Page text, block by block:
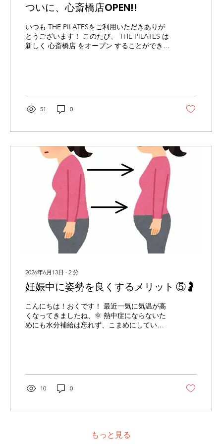
ついに、心斎橋店OPEN!!
いつも THE PILATESをご利用いただきありが
とうございます！ このたび、 THE PILATES は
新しく 心斎橋店 をオープン することができま
しています。 もっとたくさんの方にピラティ
一人おひとりのお悩みや目標に寄り添い、楽
ジオを目指してまいります。 これからも皆さ
るよう、スタッフ一同より一層努めてまいり
ます！ お近くにお越しの際は、是非心斎橋店
にも遊びに来てください☺️ 今後ともTHE
PILATES をよろしくお願いいたします！ ＝＝
＝＝＝＝＝＝＝＝＝＝＝＝＝＝＝＝＝＝＝＝
＝＝＝＝＝＝＝＝＝＝＝＝ ✨体験レッスン受
付中✨ 👇 こちらから体験レッスンのお申し込
みをお願いします 👇 https://lin.ee/jbiNfKM
【THE PILATES 本店】...
51 0
2026年6月13日 ∙ 2 分
妊娠中に姿勢を良くするメリット ⑤🤰
こんにちは！おくです！ 最近一気に気温が高
くなってきましたね、🌞 熱中症にならないた
めにも水分補給は忘れず、こまめにしていき
心の位置が下に下がりやすくなります。 姿勢
起こりやすくなる お腹の張りや疲れやすさ な
やすくなる〉 姿勢が整うことで胸がまわりが
赤ちゃんにも酸素が届きやすくなります。
10 0
もっと見る